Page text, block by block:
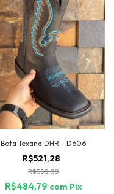
Bota Texana DHR - D606
R$521,28
R$550,00
R$484,79 com Pix